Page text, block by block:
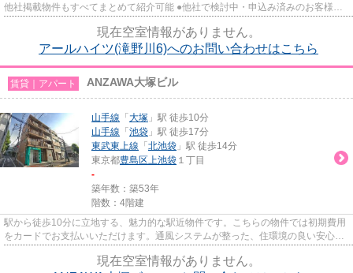
他社掲載物件もすべてまとめて紹介可能 ●他社で検討中・申込み済みのお客様、
現在空室情報がありません。
アールハイツ(滝野川6)へのお問い合わせはこちら
賃貸｜アパート ANZAWA大塚ビル
山手線 「 大塚 」駅 徒歩10分
山手線 「 池袋 」駅 徒歩17分
東武東上線 「 北池袋 」駅 徒歩14分
東京都豊島区上池袋 １丁目
-
築年数：築53年
階数：4階建
駅から徒歩10分に立地する、魅力的な駅近物件です。こちらの物件では初期費用
をカードでお支払いいただけます。通風システムが整った、住環境の良い安心の
現在空室情報がありません。